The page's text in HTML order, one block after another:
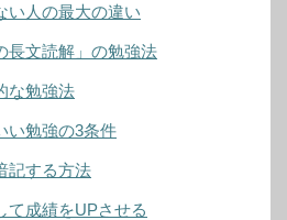
い人の最大の違い
長文読解」の勉強法
な勉強法
い勉強の3条件
記する方法
て成績をUPさせる